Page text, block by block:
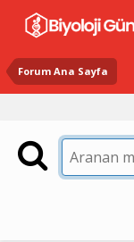
Forum Ana Sayfa